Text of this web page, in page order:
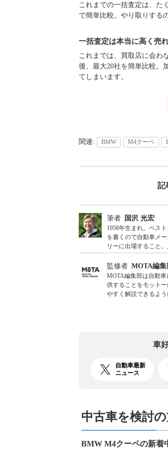
これまでの一括査定は、た
で簡単比較。やり取りする
一括査定は本当に高く売
これまでは、買取店に会わ
後、最大20社を簡単比較。
てしまいます。
BMW M4クーペ
記
筆者 国沢 光宏
1958年生まれ。ベス
を書くので自動車メ
リーに出場すること
監修者 MOTA編集
MOTA編集部は自動
供することをモット
やすく解説できるよう
車
自動車最新
ニュース
中古車を検討
BMW M4クーペの新着